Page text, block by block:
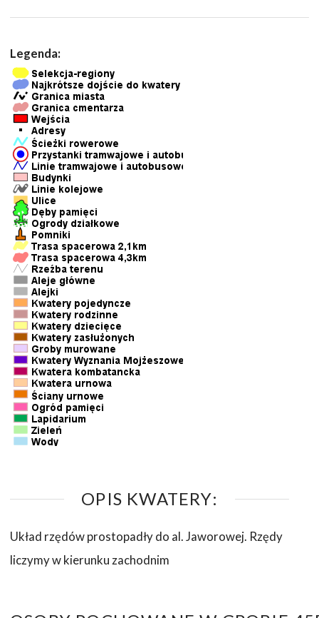
Legenda:
OPIS KWATERY:
Układ rzędów prostopadły do al. Jaworowej. Rzędy
liczymy w kierunku zachodnim